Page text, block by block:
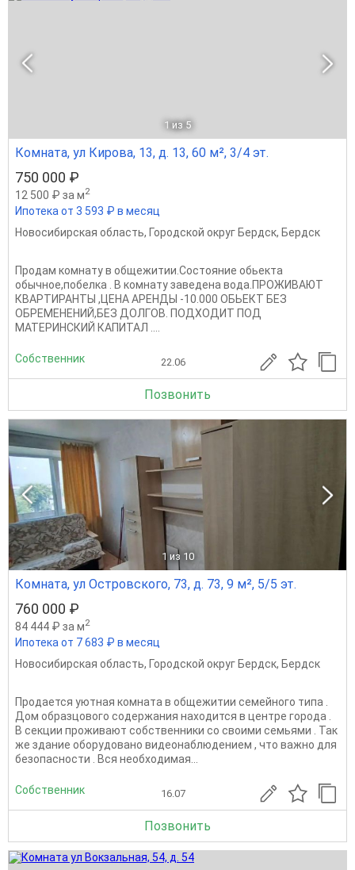
1 из 5
Комната, ул Кирова, 13, д. 13, 60 м², 3/4 эт.
750 000 ₽
12 500 ₽ за м2
Ипотека от 3 593 ₽ в месяц
Новосибирская область, Городской округ Бердск, Бердск
Продам комнату в общежитии.Состояние обьекта
обычное,побелка . В комнату заведена вода.ПРОЖИВАЮТ
КВАРТИРАНТЫ ,ЦЕНА АРЕНДЫ -10.000 ОБЬЕКТ БЕЗ
ОБРЕМЕНЕНИЙ,БЕЗ ДОЛГОВ. ПОДХОДИТ ПОД
МАТЕРИНСКИЙ КАПИТАЛ ....
Собственник 22.06
Позвонить
1 из 10
Комната, ул Островского, 73, д. 73, 9 м², 5/5 эт.
760 000 ₽
84 444 ₽ за м2
Ипотека от 7 683 ₽ в месяц
Новосибирская область, Городской округ Бердск, Бердск
Продается уютная комната в общежитии семейного типа .
Дом образцового содержания находится в центре города .
В секции проживают собственники со своими семьями . Так
же здание оборудовано видеонаблюдением , что важно для
безопасности . Вся необходимая...
Собственник 16.07
Позвонить